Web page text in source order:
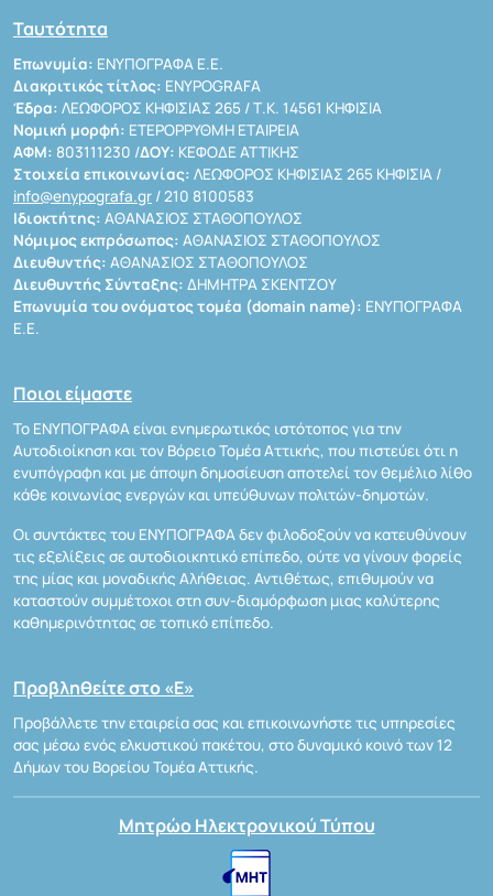
Ταυτότητα
Επωνυμία: ΕΝΥΠΟΓΡΑΦΑ Ε.Ε.
Διακριτικός τίτλος: ENYPOGRAFA
Έδρα: ΛΕΩΦΟΡΟΣ ΚΗΦΙΣΙΑΣ 265 / Τ.Κ. 14561 ΚΗΦΙΣΙΑ
Νομική μορφή: ΕΤΕΡΟΡΡΥΘΜΗ ΕΤΑΙΡΕΙΑ
ΑΦΜ: 803111230 /ΔΟΥ: ΚΕΦΟΔΕ ΑΤΤΙΚΗΣ
Στοιχεία επικοινωνίας: ΛΕΩΦΟΡΟΣ ΚΗΦΙΣΙΑΣ 265 ΚΗΦΙΣΙΑ /
info@enypografa.gr / 210 8100583
Ιδιοκτήτης: ΑΘΑΝΑΣΙΟΣ ΣΤΑΘΟΠΟΥΛΟΣ
Νόμιμος εκπρόσωπος: ΑΘΑΝΑΣΙΟΣ ΣΤΑΘΟΠΟΥΛΟΣ
Διευθυντής: ΑΘΑΝΑΣΙΟΣ ΣΤΑΘΟΠΟΥΛΟΣ
Διευθυντής Σύνταξης: ΔΗΜΗΤΡΑ ΣΚΕΝΤΖΟΥ
Επωνυμία του ονόματος τομέα (domain name): ΕΝΥΠΟΓΡΑΦΑ
Ε.Ε.
Ποιοι είμαστε
Το ΕΝΥΠΟΓΡΑΦΑ είναι ενημερωτικός ιστότοπος για την
Αυτοδιοίκηση και τον Βόρειο Τομέα Αττικής, που πιστεύει ότι η
ενυπόγραφη και με άποψη δημοσίευση αποτελεί τον θεμέλιο λίθο
κάθε κοινωνίας ενεργών και υπεύθυνων πολιτών-δημοτών.
Οι συντάκτες του ΕΝΥΠΟΓΡΑΦΑ δεν φιλοδοξούν να κατευθύνουν
τις εξελίξεις σε αυτοδιοικητικό επίπεδο, ούτε να γίνουν φορείς
της μίας και μοναδικής Αλήθειας. Αντιθέτως, επιθυμούν να
καταστούν συμμέτοχοι στη συν-διαμόρφωση μιας καλύτερης
καθημερινότητας σε τοπικό επίπεδο.
Προβληθείτε στο «Ε»
Προβάλλετε την εταιρεία σας και επικοινωνήστε τις υπηρεσίες
σας μέσω ενός ελκυστικού πακέτου, στο δυναμικό κοινό των 12
Δήμων του Βορείου Τομέα Αττικής.
Μητρώο Ηλεκτρονικού Τύπου